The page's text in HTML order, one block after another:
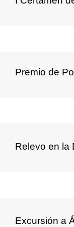
Premio de
Relevo en la
Excursión a